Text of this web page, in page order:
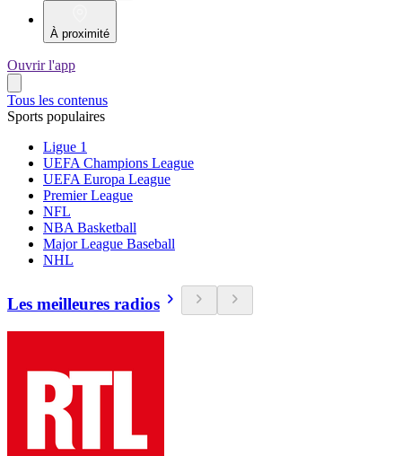
À proximité
Ouvrir l'app
Tous les contenus
Sports populaires
Ligue 1
UEFA Champions League
UEFA Europa League
Premier League
NFL
NBA Basketball
Major League Baseball
NHL
Les meilleures radios